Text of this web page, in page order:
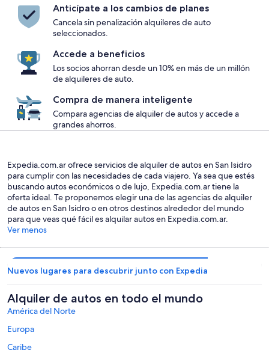
Anticípate a los cambios de planes
Cancela sin penalización alquileres de auto
seleccionados.
Accede a beneficios
Los socios ahorran desde un 10% en más de un millón
de alquileres de auto.
Compra de manera inteligente
Compara agencias de alquiler de autos y accede a
grandes ahorros.
Expedia.com.ar ofrece servicios de alquiler de autos en San Isidro
para cumplir con las necesidades de cada viajero. Ya sea que estés
buscando autos económicos o de lujo, Expedia.com.ar tiene la
oferta ideal. Te proponemos elegir una de las agencias de alquiler
de autos en San Isidro o en otros destinos alrededor del mundo
para que veas qué fácil es alquilar autos en Expedia.com.ar.
Ver menos
Nuevos lugares para descubrir junto con Expedia
Alquiler de autos en todo el mundo
América del Norte
Europa
Caribe